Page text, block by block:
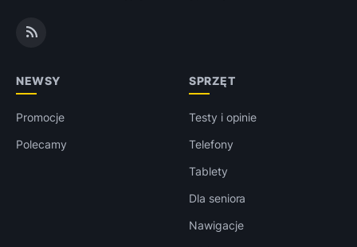
NEWSY
Promocje
Polecamy
SPRZĘT
Testy i opinie
Telefony
Tablety
Dla seniora
Nawigacje